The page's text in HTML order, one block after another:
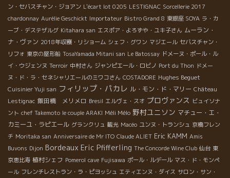
ン・セバスチャン・ジョアン L'écart lot 0205 LESTIGNAC Sorcellerie 2017
chardonnay Aurélie Geschickt Importateur Bistro Grand 8 東銀座 SOYA ラ・カ
ーブ・デステザルグ Kitahara san エスポア・よろずや・ユキ子さん ムーラン・
ナ・ヴァン 2018年収穫・リショーム シェフ・グワン マジエール セバスチャン・
リフォ 東京の屋形船 TosaYamada Mitani san Le Batossay ドメーヌ・ポール・ル
イ・ウジェンヌ Terroir 中村さん ジャンピエール・ロビノ Port du Thon ドメー
ヌ・ド・ラ・セネシャリエールのミワコさん COSTADORE Hughes Beguet
Cuisinier Yuji san フィリップ・パカレ ル・モン・ド・マリー Château
Lestignac 飯田橋 メリメロ Bresil エルヴェ・スオ プロヴァンス ビュイソナ
ント chef Takemoto le couple ARAKI Méli Mélo 野村ユニソン マチュー・エ・
カミーユ・ラピエール グランクリュ 観光 Macéo ユンヌ・トランシュ 京橋フレン
チ Moritaka san Anniversaire de Mr ITO Claude ALIET Eric KAMM Amis
Buvons Dijon Bordeaux Eric Pfifferling The Concorde Wine Club 仙台 東
京恵比寿 植村シェフ Pomerol cave Fujisawa ポール・ルデール マス・ド・モンペ
ール フレンチレストラン・ラ・ピヨッシュ エティエンヌ・ダイス サロン・サン・